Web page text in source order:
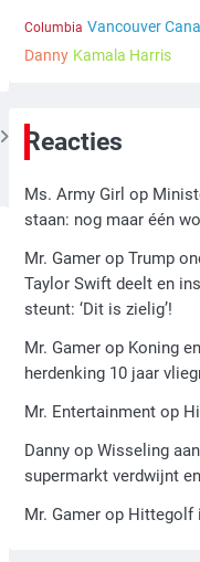
2
Nick
4
zoon
5
Israël
Columbia Vancouver
Danny Kamala Harris
Reacties
Ms. Army Girl op
staan: nog maar één
Mr. Gamerop Trump
Taylor Swift deelt en
steunt: ‘Dit is zielig’!
Mr. Gamerop Koning
herdenking 10 jaar
Mr. Entertainmentop
Dannyop Wisseling
supermarkt verdwijnt
Mr. Gamerop Hittegolf